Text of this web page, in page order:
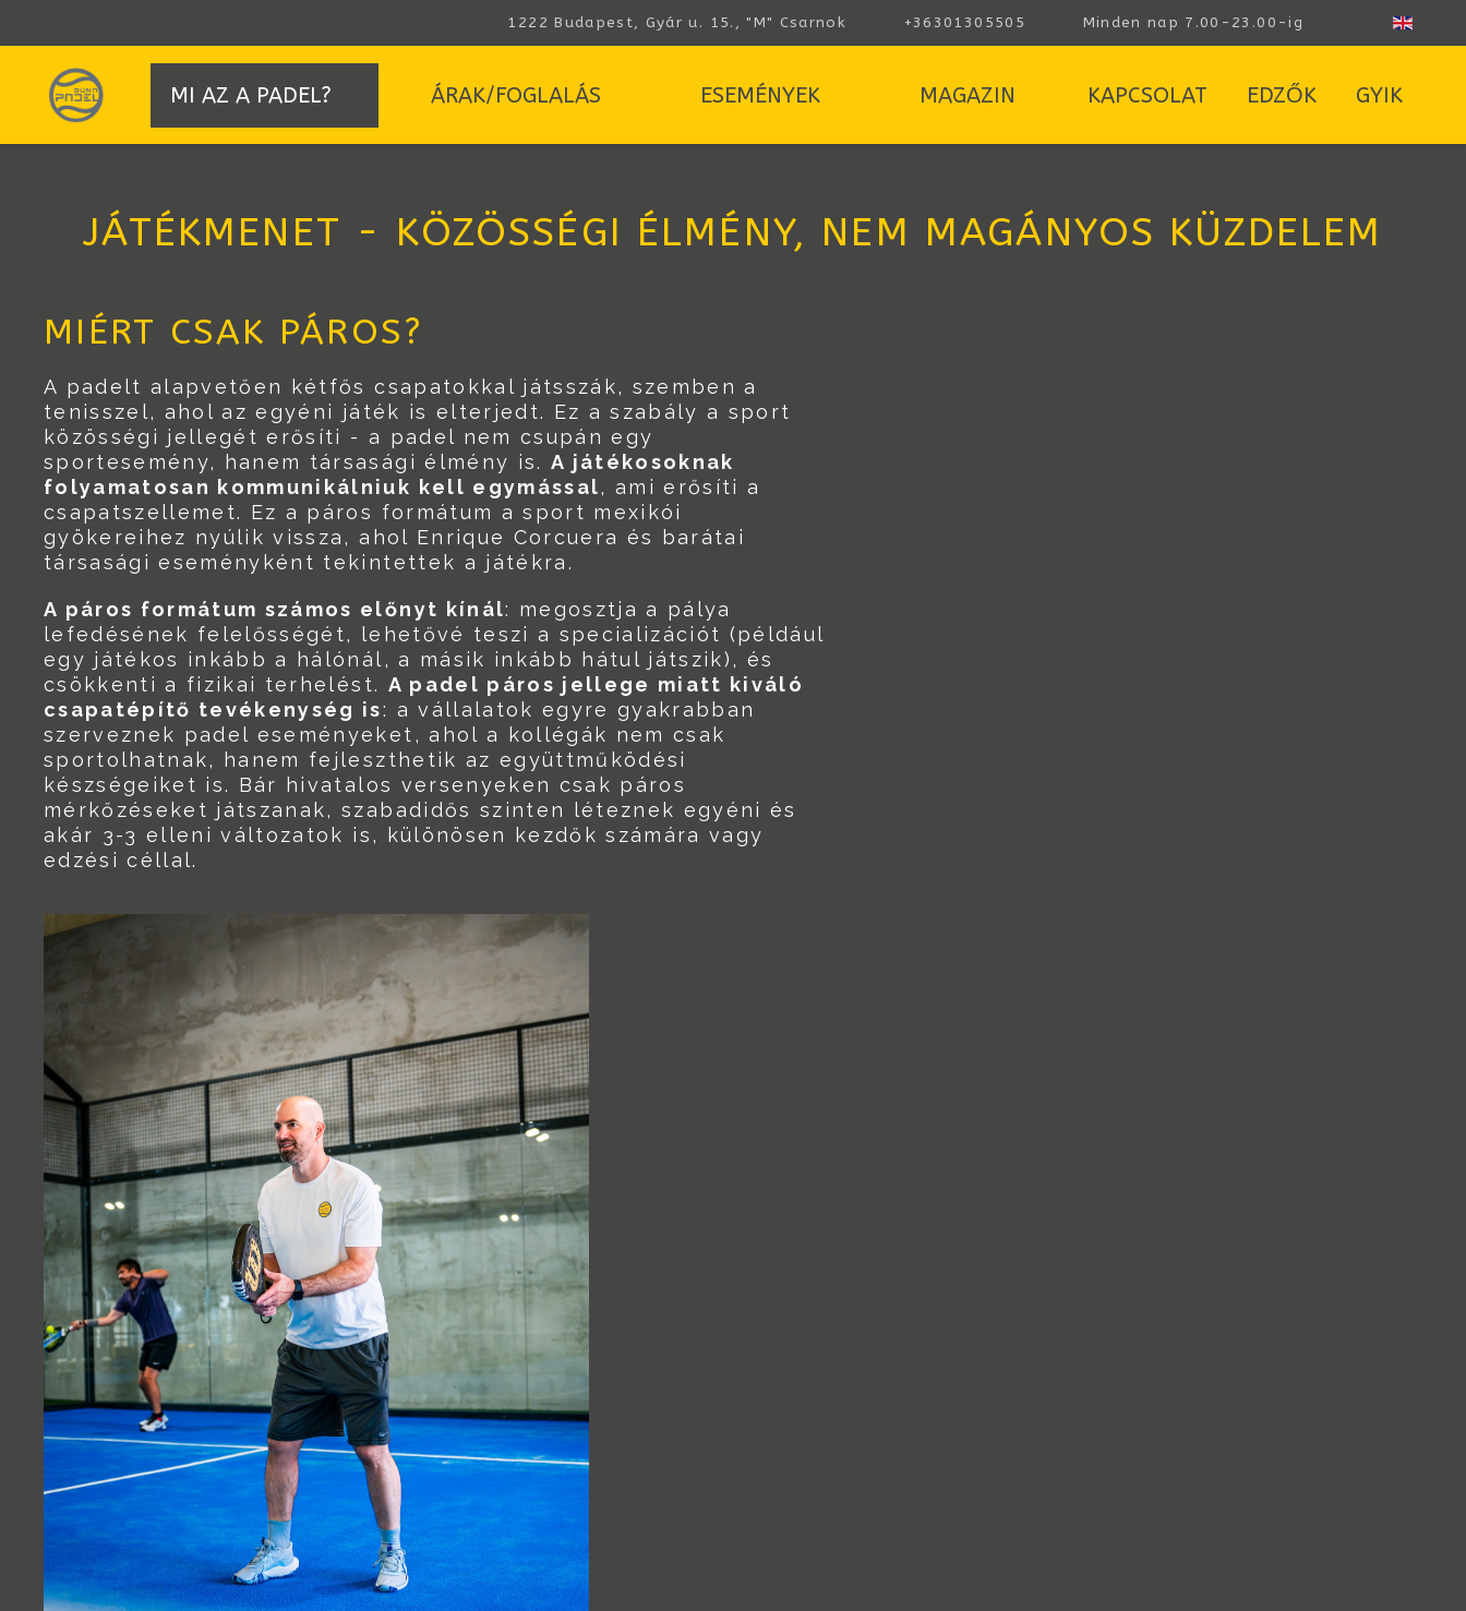
1222 Budapest, Gyár u. 15., "M" Csarnok +36301305505 Minden nap 7.00-23.00-ig
MI AZ A PADEL? ÁRAK/FOGLALÁS ESEMÉNYEK MAGAZIN KAPCSOLAT EDZŐK GYIK
JÁTÉKMENET - KÖZÖSSÉGI ÉLMÉNY, NEM MAGÁNYOS KÜZDELEM
MIÉRT CSAK PÁROS?
A padelt alapvetően kétfős csapatokkal játsszák, szemben a
tenisszel, ahol az egyéni játék is elterjedt. Ez a szabály a sport
közösségi jellegét erősíti - a padel nem csupán egy
sportesemény, hanem társasági élmény is. A játékosoknak
folyamatosan kommunikálniuk kell egymással, ami erősíti a
csapatszellemet. Ez a páros formátum a sport mexikói
gyökereihez nyúlik vissza, ahol Enrique Corcuera és barátai
társasági eseményként tekintettek a játékra.
A páros formátum számos előnyt kínál: megosztja a pálya
lefedésének felelősségét, lehetővé teszi a specializációt (például
egy játékos inkább a hálónál, a másik inkább hátul játszik), és
csökkenti a fizikai terhelést. A padel páros jellege miatt kiváló
csapatépítő tevékenység is: a vállalatok egyre gyakrabban
szerveznek padel eseményeket, ahol a kollégák nem csak
sportolhatnak, hanem fejleszthetik az együttműködési
készségeiket is. Bár hivatalos versenyeken csak páros
mérkőzéseket játszanak, szabadidős szinten léteznek egyéni és
akár 3-3 elleni változatok is, különösen kezdők számára vagy
edzési céllal.